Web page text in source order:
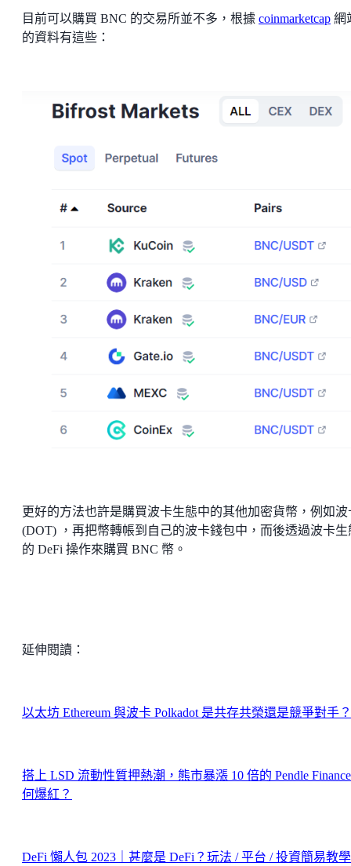
目前可以購買 BNC 的交易所並不多，根據 coinmarketcap 網
的資料有這些：
更好的方法也許是購買波卡生態中的其他加密貨幣，例如波
(DOT) ，再把幣轉帳到自己的波卡錢包中，而後透過波卡生
的 DeFi 操作來購買 BNC 幣。
延伸閱讀：
以太坊 Ethereum 與波卡 Polkadot 是共存共榮還是競爭對手？
搭上 LSD 流動性質押熱潮，熊市暴漲 10 倍的 Pendle
何爆紅？
DeFi 懶人包 2023｜甚麼是 DeFi？玩法 / 平台 / 投資簡易教學